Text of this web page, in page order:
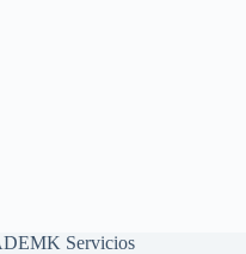
Servicios